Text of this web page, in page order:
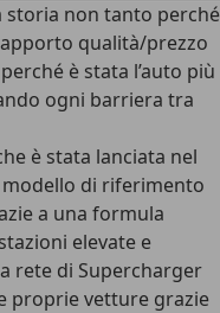
storia non tanto perché
qualità/prezzo
è stata l’auto più
ogni barriera tra
è stata lanciata nel
modello di riferimento
a una formula
elevate e
rete di Supercharger
proprie vetture grazie